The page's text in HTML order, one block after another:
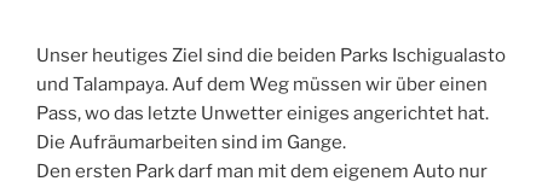
Unser heutiges Ziel sind die beiden Parks Ischigualasto
und Talampaya. Auf dem Weg müssen wir über einen
Pass, wo das letzte Unwetter einiges angerichtet hat.
Die Aufräumarbeiten sind im Gange.
Den ersten Park darf man mit dem eigenem Auto nur